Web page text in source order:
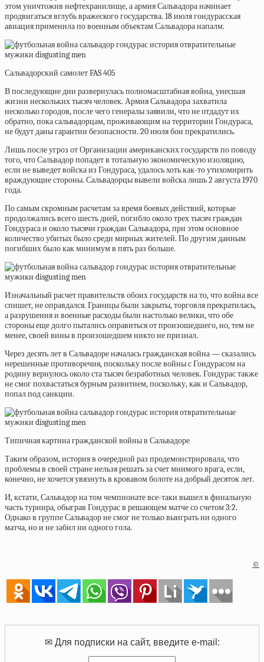
этом уничтожив нефтехранилище, а армия Сальвадора начинает
продвигаться вглубь вражеского государства. 18 июля гондурасская
авиация применила по военным объектам Сальвадора напалм.
Сальвадорский самолет FAS 405
В последующие дни развернуласьполномасштабная война, унесшая
жизни нескольких тысяч человек. Армия Сальвадора захватила
несколько городов, после чего генералы заявили, что не отдадут их
обратно, пока сальвадорцам, проживающим на территории Гондураса,
не будут даны гарантии безопасности. 20 июля бои прекратились.
Лишь после угроз от Организации американских государств по поводу
того, что Сальвадор попадет в тотальную экономическую изоляцию,
если не выведет войска из Гондураса, удалось хоть как-то утихомирить
враждующие стороны. Сальвадорцы вывели войска лишь 2 августа 1970
года.
По самым скромным расчетам за время боевых действий, которые
продолжались всего шесть дней, погибло около трех тысяч граждан
Гондураса и около тысячи граждан Сальвадора, при этом основное
количество убитых было среди мирных жителей. По другим данным
погибших было как минимум в пять раз больше.
Изначальный расчет правительств обоих государств на то, что война все
спишет, не оправдался. Границы были закрыты, торговля прекратилась,
а разрушения и военные расходы были настолько велики, что обе
стороны еще долго пытались оправиться от произошедшего, но, тем не
менее, своей вины в произошедшем никто не признал.
Через десять лет в Сальвадоре началась гражданская война — сказались
нерешенные противоречия, поскольку после войны с Гондурасом на
родину вернулось около ста тысяч безработных человек. Гондурас также
не смог похвастаться бурным развитием, поскольку, как и Сальвадор,
попал под санкции.
Типичная картина гражданской войны в Сальвадоре
Таким образом, история в очередной раз продемонстрировала, что
проблемы в своей стране нельзя решать за счет мнимого врага, если,
конечно, не хочется увязнуть в кровавом болоте на добрый десяток лет.
И, кстати, Сальвадор на том чемпионате все-таки вышел в финальную
часть турнира, обыграв Гондурас в решающем матче со счетом 3:2.
Однако в группе Сальвадор не смог не только выиграть ни одного
матча, но и не забил ни одного гола.
©
✉ Для подписки на сайт, введите e-mail: